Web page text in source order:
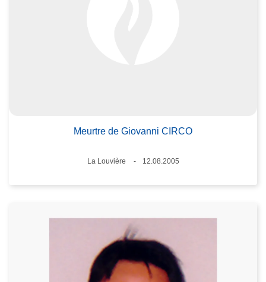
Meurtre de Giovanni CIRCO
Standort
La Louvière
12.08.2005